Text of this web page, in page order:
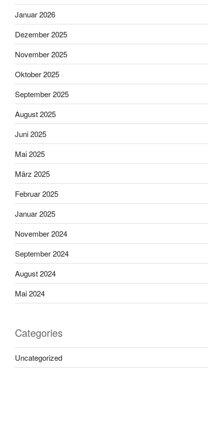
Januar 2026
Dezember 2025
November 2025
Oktober 2025
September 2025
August 2025
Juni 2025
Mai 2025
März 2025
Februar 2025
Januar 2025
November 2024
September 2024
August 2024
Mai 2024
Categories
Uncategorized